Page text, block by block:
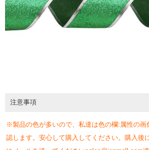
注意事項
※製品の色が多いので、私達は色の欄:属性の画
認します。安心して購入してください。購入後